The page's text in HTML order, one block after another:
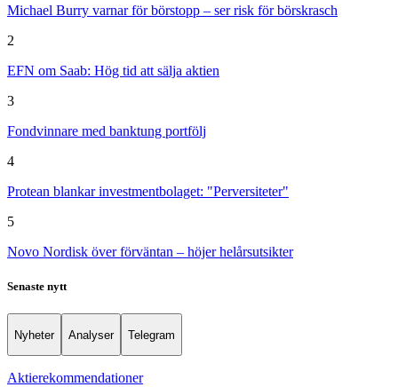
Michael Burry varnar för börstopp – ser risk för börskrasch
2
EFN om Saab: Hög tid att sälja aktien
3
Fondvinnare med banktung portfölj
4
Protean blankar investmentbolaget: "Perversiteter"
5
Novo Nordisk över förväntan – höjer helårsutsikter
Senaste nytt
Nyheter Analyser Telegram
Aktierekommendationer